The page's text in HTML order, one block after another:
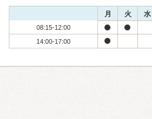
月 火 水
08:15-12:00
14:00-17:00